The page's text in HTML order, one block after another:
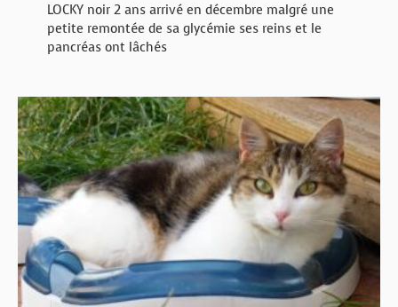
LOCKY noir 2 ans arrivé en décembre malgré une
petite remontée de sa glycémie ses reins et le
pancréas ont lâchés